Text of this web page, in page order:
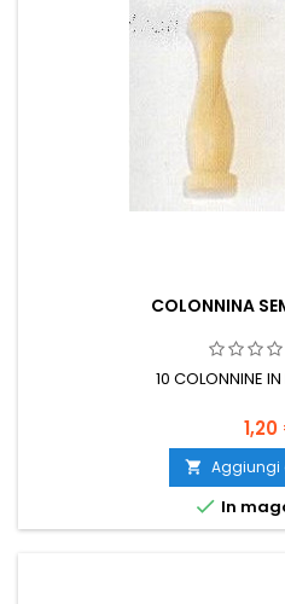
COLONNINA
10 COLONNINE
 Aggiungi
 In